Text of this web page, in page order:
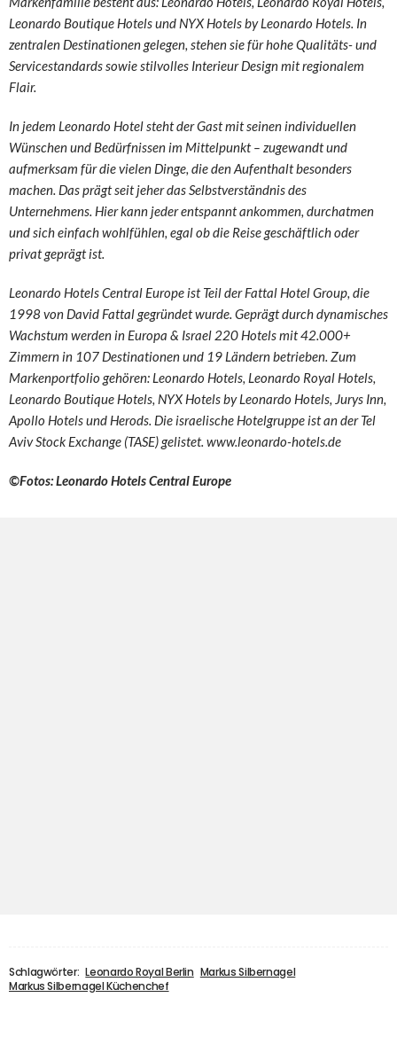
Leonardo Boutique Hotels und NYX Hotels by Leonardo Hotels. In
zentralen Destinationen gelegen, stehen sie für hohe Qualitäts- und
Servicestandards sowie stilvolles Interieur Design mit regionalem
Flair.
In jedem Leonardo Hotel steht der Gast mit seinen individuellen
Wünschen und Bedürfnissen im Mittelpunkt – zugewandt und
aufmerksam für die vielen Dinge, die den Aufenthalt besonders
machen. Das prägt seit jeher das Selbstverständnis des
Unternehmens. Hier kann jeder entspannt ankommen, durchatmen
und sich einfach wohlfühlen, egal ob die Reise geschäftlich oder
privat geprägt ist.
Leonardo Hotels Central Europe ist Teil der Fattal Hotel Group, die
1998 von David Fattal gegründet wurde. Geprägt durch dynamisches
Wachstum werden in Europa & Israel 220 Hotels mit 42.000+
Zimmern in 107 Destinationen und 19 Ländern betrieben. Zum
Markenportfolio gehören: Leonardo Hotels, Leonardo Royal Hotels,
Leonardo Boutique Hotels, NYX Hotels by Leonardo Hotels, Jurys Inn,
Apollo Hotels und Herods. Die israelische Hotelgruppe ist an der Tel
Aviv Stock Exchange (TASE) gelistet. www.leonardo-hotels.de
©Fotos: Leonardo Hotels Central Europe
Schlagwörter: Leonardo Royal Berlin Markus Silbernagel
Markus Silbernagel Küchenchef